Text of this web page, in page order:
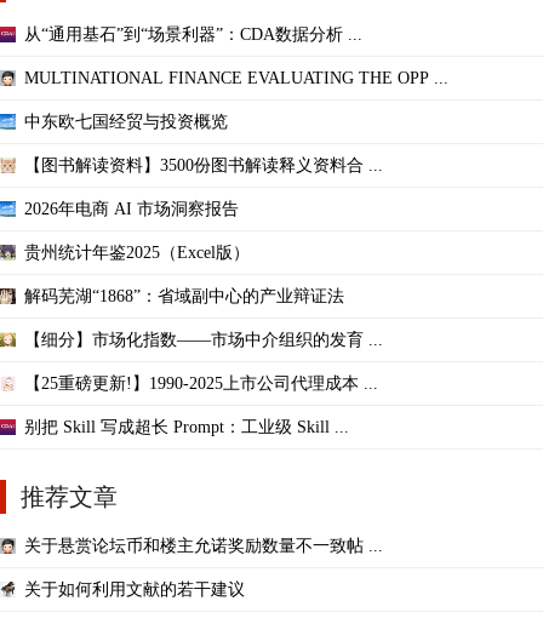
从“通用基石”到“场景利器”：CDA数据分析 ...
MULTINATIONAL FINANCE EVALUATING THE OPP ...
中东欧七国经贸与投资概览
【图书解读资料】3500份图书解读释义资料合 ...
2026年电商 AI 市场洞察报告
贵州统计年鉴2025（Excel版）
解码芜湖“1868”：省域副中心的产业辩证法
【细分】市场化指数——市场中介组织的发育 ...
【25重磅更新!】1990-2025上市公司代理成本 ...
别把 Skill 写成超长 Prompt：工业级 Skill ...
推荐文章
关于悬赏论坛币和楼主允诺奖励数量不一致帖 ...
关于如何利用文献的若干建议